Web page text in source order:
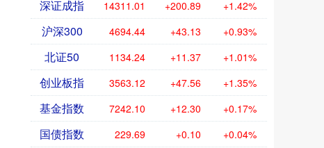
深证成指 14311.01 +200.89 +1.42%
沪深300 4694.44 +43.13 +0.93%
北证50 1134.24 +11.37 +1.01%
创业板指 3563.12 +47.56 +1.35%
基金指数 7242.10 +12.30 +0.17%
国债指数 229.69 +0.10 +0.04%